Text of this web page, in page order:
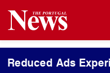
Reduced Ads